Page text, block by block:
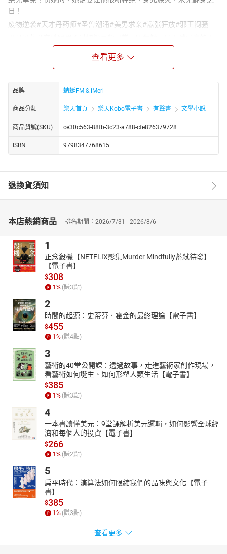
日！
废物逆袭#天才丹药师#圣兽潮涌#美男求亲#嚣张狂放#邪王闷骚
才丹药师，极品丹药随手可炼，当糖吃都不在话下！高阶灵兽？
哼，她只需轻轻一挥，圣兽便如潮水般涌来，千万头圣兽任她驱
使，谁人能比她更嚣张？美男？那更不算什么了，且看九天十地，
上到九天帝尊，下到地府魔神，无不排队上门求亲，只为一睹她的
风华！
没错，她就是这样嚣张，这样狂放不羁！不服？那你来咬我啊！看
谁能挡得住她火爆药妃的锋芒！
https://youtube.com/@tianxiagushi?si=ZstiltPoiwO0g4fT
http://www.youtube.com/channel/UC2yhCURng4uUj_phEqZwKig/
查看更多
品牌 蜻蜓FM & iMerl
商品分類 樂天首頁 樂天Kobo電子書 有聲書 文學小說
商品貨號(SKU) ce30c563-88fb-3c23-a788-cfe826379728
ISBN 9798347768615
退換貨須知
本店熱銷商品 排名期間：2026/7/31 - 2026/8/6
1
正念殺機【NETFLIX影集Murder Mindfully蓄弒待發】
【電子書】
$308
1 % (賺3點)
2
時間的起源：史蒂芬．霍金的最終理論【電子書】
$455
1 % (賺4點)
3
藝術的40堂公開課：透過故事，走進藝術家創作現場，
看藝術如何誕生、如何形塑人類生活【電子書】
$385
1 % (賺3點)
4
一本書讀懂美元：9堂課解析美元邏輯，如何影響全球經
濟和每個人的投資【電子書】
$266
1 % (賺2點)
5
扁平時代：演算法如何限縮我們的品味與文化【電子
書】
$385
1 % (賺3點)
查看更多